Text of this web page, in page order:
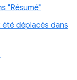
"Résumé"
déplacés dans